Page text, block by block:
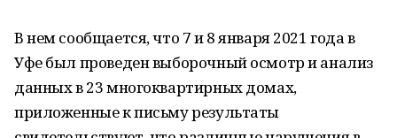
В нем сообщается, что 7 и 8 января 2021 года в
Уфе был проведен выборочный осмотр и анализ
данных в 23 многоквартирных домах,
приложенные к письму результаты